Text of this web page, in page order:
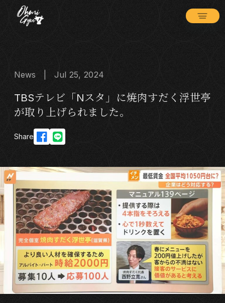
News | Jul 25, 2024
TBSテレビ「Nスタ」に焼肉すだく浮世亭
が取り上げられました。
Share